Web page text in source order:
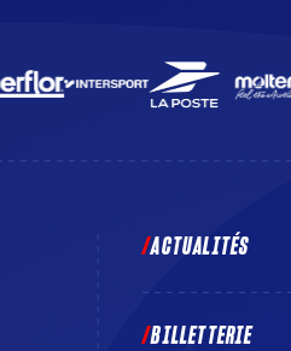
ACTUALITÉS
BILLETTERIE